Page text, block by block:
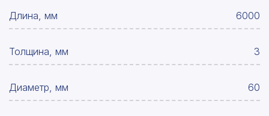
Длина, мм 6000
Толщина, мм 3
Диаметр, мм 60